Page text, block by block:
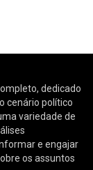
dedicado
cenário político
variedade de
e engajar
os assuntos